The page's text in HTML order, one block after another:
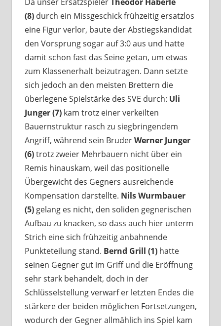
(8) durch ein Missgeschick frühzeitig ersatzlos
eine Figur verlor, baute der Abstiegskandidat
den Vorsprung sogar auf 3:0 aus und hatte
damit schon fast das Seine getan, um etwas
zum Klassenerhalt beizutragen. Dann setzte
sich jedoch an den meisten Brettern die
überlegene Spielstärke des SVE durch: Uli
Junger (7) kam trotz einer verkeilten
Bauernstruktur rasch zu siegbringendem
Angriff, während sein BruderWerner Junger
(6)trotz zweier Mehrbauern nicht über ein
Remis hinauskam, weil das positionelle
Übergewicht des Gegners ausreichende
Kompensation darstellte. Nils Wurmbauer
(5) gelang es nicht, den soliden gegnerischen
Aufbau zu knacken, so dass auch hier unterm
Strich eine sich frühzeitig anbahnende
Punkteteilung stand. Bernd Grill (1) hatte
seinen Gegner gut im Griff und die Eröffnung
sehr stark behandelt, doch in der
Schlüsselstellung verwarf er letzten Endes die
stärkere der beiden möglichen Fortsetzungen,
wodurch der Gegner allmählich ins Spiel kam